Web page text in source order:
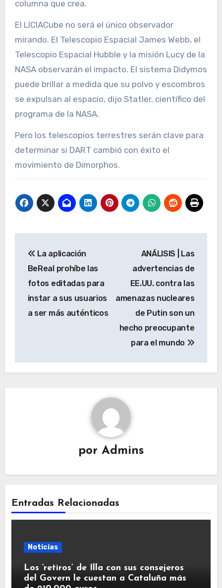
columna que crea.
El LICIACube no será el único observador
mirando. El Telescopio Espacial James Webb, el
Telescopio Espacial Hubble y la misión Lucy de la
NASA observarán el impacto. El sistema Didymos
puede brillar a medida que su polvo y escombros
se expulsan al espacio, dijo Statler, científico del
programa de la NASA.
Pero los telescopios terrestres serán clave para
determinar si DART cambió con éxito el
movimiento de Dimorphos.
de
entradas
La aplicación
BeReal prohíbe las
fotos editadas para
instar a sus usuarios
a ser más auténticos
ANÁLISIS | Las
advertencias de
EE.UU. contra las
amenazas nucleares
de Putin son un
hecho preocupante
para el mundo
por Admins
Entradas Relacionadas
Noticias
Los ‘retiros’ de Illa con sus consejeros
del Govern le cuestan a Cataluña más